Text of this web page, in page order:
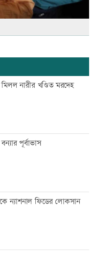
মিলল নারীর খণ্ডিত মরদেহ
পূর্বাভাস
ন্যাশনাল ফিডের লোকসান